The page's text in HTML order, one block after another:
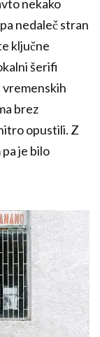
nekako
nedaleč stran
ključne
šerifi
vremenskih
brez
opustili. Z
je bilo